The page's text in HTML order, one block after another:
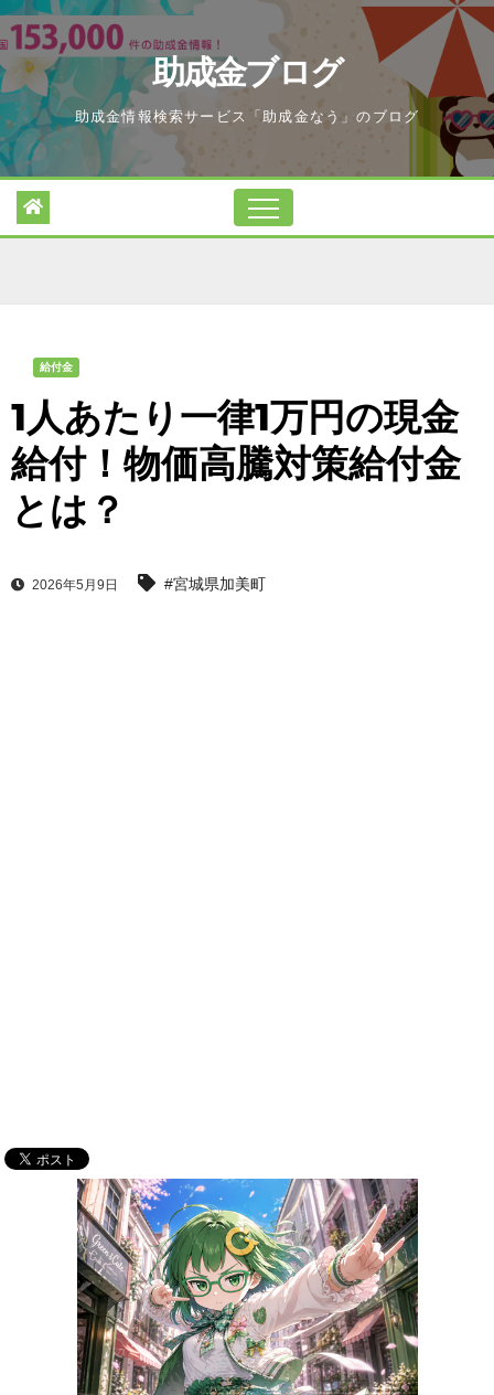
Skip
to
content
助成金ブログ
助成金情報検索サービス「助成金なう」のブログ
給付金
1人あたり一律1万円の現金
給付！物価高騰対策給付金
とは？
2026年5月9日 #宮城県加美町